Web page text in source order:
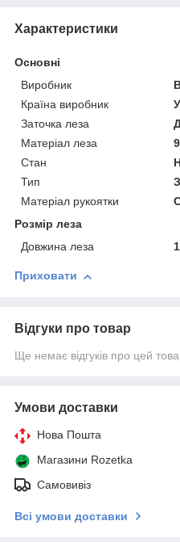
Характеристики
Основні
Виробник
Країна виробник
Заточка леза
Матеріал леза
Стан
Тип
Матеріал рукоятки
Розмір леза
Довжина леза
Приховати
Відгуки про товар
Ще немає відгуків про цей
Умови доставки
Нова Пошта
Магазини Rozetka
Самовивіз
Всі умови доставки